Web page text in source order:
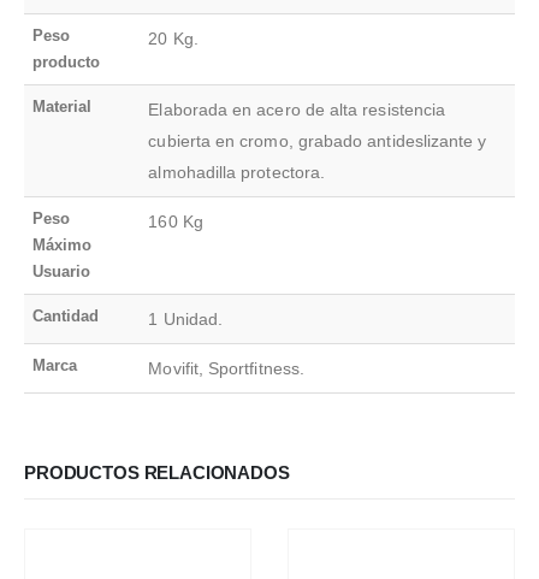
Peso
producto
20 Kg.
Material
Elaborada en acero de alta resistencia
cubierta en cromo, grabado antideslizante y
almohadilla protectora.
Peso
Máximo
Usuario
160 Kg
Cantidad 1 Unidad.
Marca Movifit, Sportfitness.
PRODUCTOS RELACIONADOS